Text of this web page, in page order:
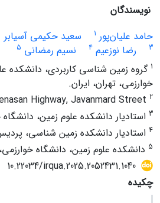
نویسندگان
حامد علیان‌پور 1 سعید حکیمی آسیابر
3 رضا نوزعیم 4 نسیم رمضانی 5
1 گروه زمین شناسی کاربردی، دانشکده
خوارزمی، تهران، ایران.
2
3 استادیار دانشکده علوم زمین،
4 استادیار دانشکده زمین شناسی،
5 دانشکده علوم زمین، دانشگاه
10.22034/irqua.2025.2052431.1040
چکیده